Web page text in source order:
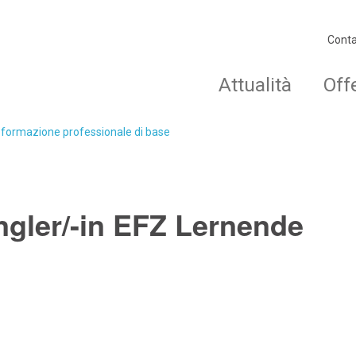
Attualità
professionale di base
in EFZ Lernende